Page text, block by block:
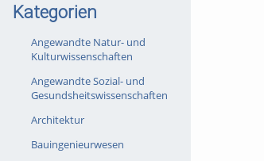
Kategorien
Angewandte Natur- und
Kulturwissenschaften
Angewandte Sozial- und
Gesundsheitswissenschaften
Architektur
Bauingenieurwesen